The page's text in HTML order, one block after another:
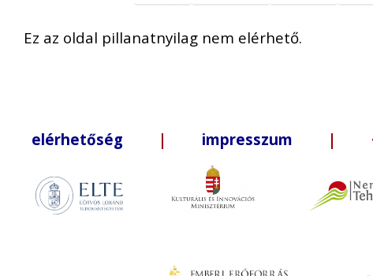
Ez az oldal pillanatnyilag nem elérhető.
elérhetőség | impresszum |